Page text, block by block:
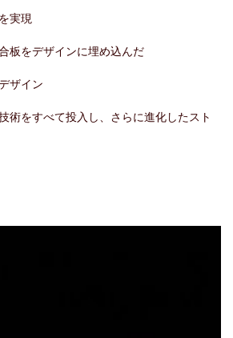
実現
板をデザインに埋め込んだ
ザイン
術をすべて投入し、さらに進化したスト